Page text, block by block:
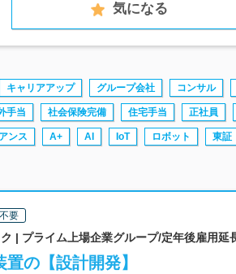
気になる
キャリアアップ グループ会社 コンサル
手当 社会保険完備 住宅手当 正社員
ンス A+ AI IoT ロボット 東証
要
| プライム上場企業グループ/定年後雇用延
の【設計開発】